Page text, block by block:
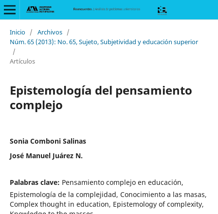
Inicio / Archivos /
Núm. 65 (2013): No. 65, Sujeto, Subjetividad y educación superior
/
Artículos
Epistemología del pensamiento
complejo
Sonia Comboni Salinas
José Manuel Juárez N.
Palabras clave: Pensamiento complejo en educación,
Epistemología de la complejidad, Conocimiento a las masas,
Complex thought in education, Epistemology of complexity,